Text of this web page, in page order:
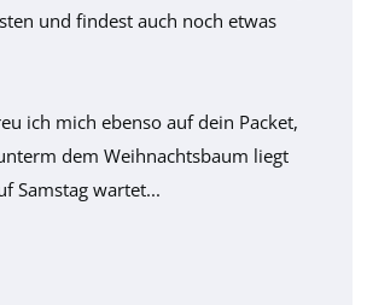
und findest auch noch etwas
ich mich ebenso auf dein Packet,
dem Weihnachtsbaum liegt
Samstag wartet...